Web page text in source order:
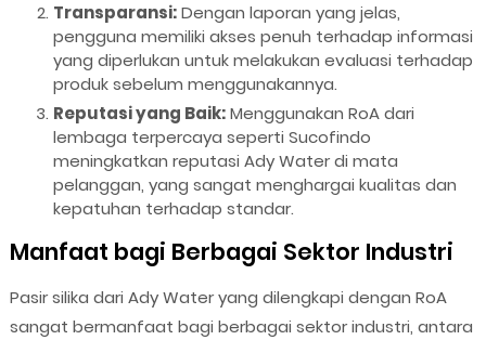
Transparansi:Dengan laporan yang jelas,
pengguna memiliki akses penuh terhadap informasi
yang diperlukan untuk melakukan evaluasi terhadap
produk sebelum menggunakannya.
Reputasi yang Baik:Menggunakan RoA dari
lembaga terpercaya seperti Sucofindo
meningkatkan reputasi Ady Water di mata
pelanggan, yang sangat menghargai kualitas dan
kepatuhan terhadap standar.
Manfaat bagi Berbagai Sektor Industri
Pasir silika dari Ady Water yang dilengkapi dengan RoA
sangat bermanfaat bagi berbagai sektor industri, antara